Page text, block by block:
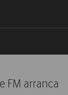
FM arranca